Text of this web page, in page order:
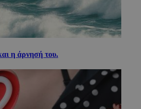
η άρνησή του.